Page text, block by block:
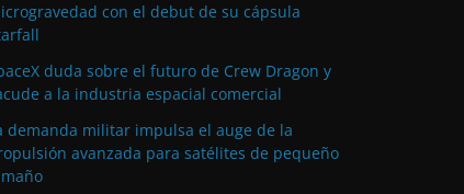
con el debut de su cápsula
duda sobre el futuro de Crew Dragon y
a la industria espacial comercial
demanda militar impulsa el auge de la
avanzada para satélites de pequeño